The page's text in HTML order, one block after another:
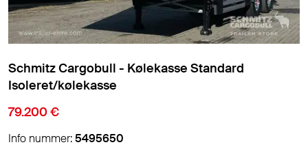
Schmitz Cargobull - Kølekasse Standard
Isoleret/kølekasse
79.200 €
Info nummer:5495650